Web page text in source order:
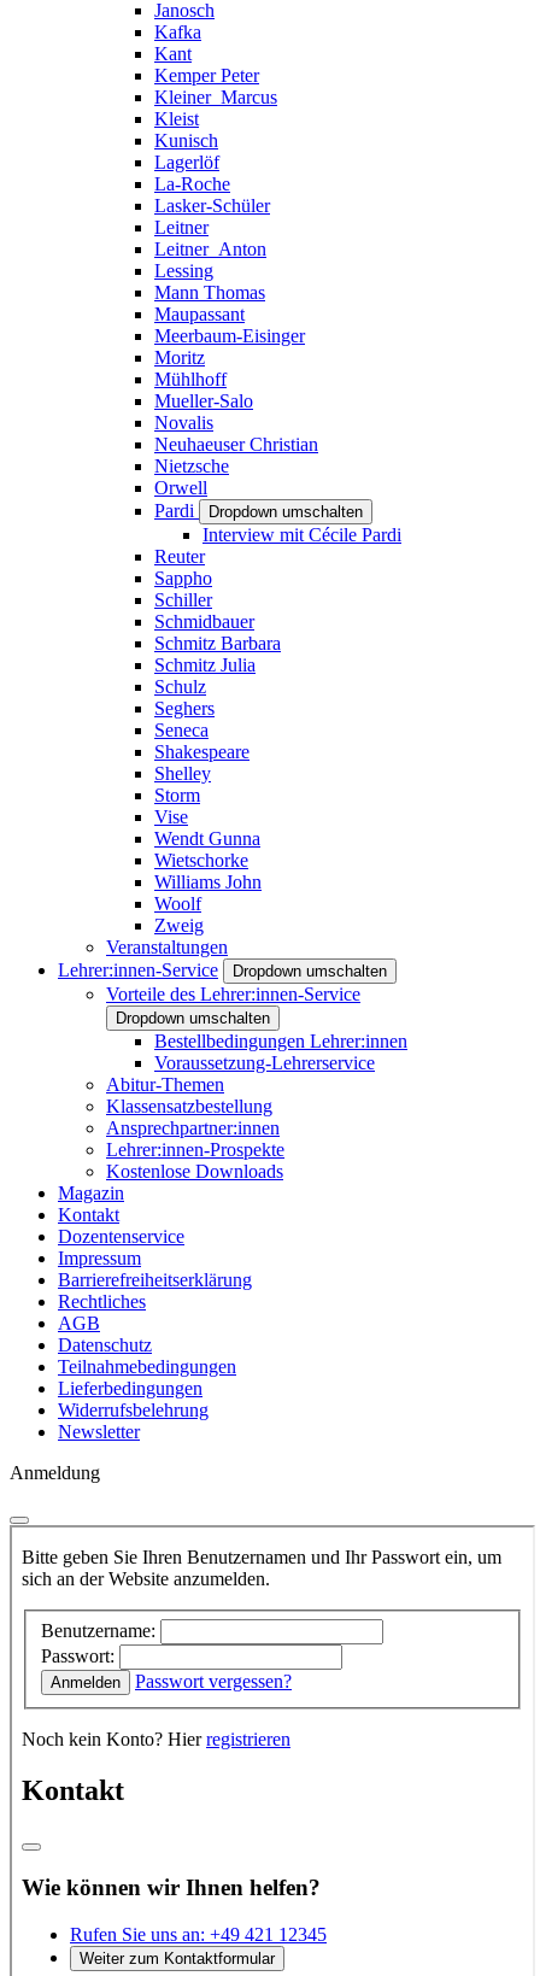
Janosch
Kafka
Kant
Kemper Peter
Kleiner_Marcus
Kleist
Kunisch
Lagerlöf
La-Roche
Lasker-Schüler
Leitner
Leitner_Anton
Lessing
Mann Thomas
Maupassant
Meerbaum-Eisinger
Moritz
Mühlhoff
Mueller-Salo
Novalis
Neuhaeuser Christian
Nietzsche
Orwell
Pardi
Dropdown umschalten
Interview mit Cécile Pardi
Reuter
Sappho
Schiller
Schmidbauer
Schmitz Barbara
Schmitz Julia
Schulz
Seghers
Seneca
Shakespeare
Shelley
Storm
Vise
Wendt Gunna
Wietschorke
Williams John
Woolf
Zweig
Veranstaltungen
Lehrer:innen-Service
Dropdown umschalten
Vorteile des Lehrer:innen-Service
Dropdown umschalten
Bestellbedingungen Lehrer:innen
Voraussetzung-Lehrerservice
Abitur-Themen
Klassensatzbestellung
Ansprechpartner:innen
Lehrer:innen-Prospekte
Kostenlose Downloads
Magazin
Kontakt
Dozentenservice
Impressum
Barrierefreiheitserklärung
Rechtliches
AGB
Datenschutz
Teilnahmebedingungen
Lieferbedingungen
Widerrufsbelehrung
Newsletter
Anmeldung